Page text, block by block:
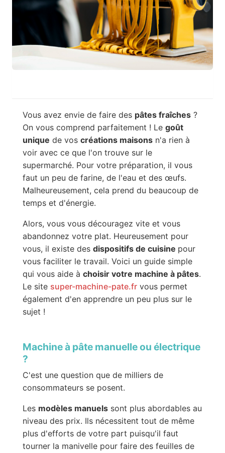
Vous avez envie de faire des pâtes fraîches?
On vous comprend parfaitement ! Le goût
unique de vos créations maisonsn'a rien à
voir avec ce que l'on trouve sur le
supermarché. Pour votre préparation, il vous
faut un peu de farine, de l'eau et des œufs.
Malheureusement, cela prend du beaucoup de
temps et d'énergie.
Alors, vous vous découragez vite et vous
abandonnez votre plat. Heureusement pour
vous, il existe des dispositifs de cuisine pour
vous faciliter le travail. Voici un guide simple
qui vous aide à choisir votre machine à pâtes.
Le site super-machine-pate.frvous permet
également d'en apprendre un peu plus sur le
sujet !
Machine à pâte manuelle ou électrique
?
C'est une question que de milliers de
consommateurs se posent.
Les modèles manuelssont plus abordables au
niveau des prix. Ils nécessitent tout de même
plus d'efforts de votre part puisqu'il faut
tourner la manivelle pour faire des feuilles de